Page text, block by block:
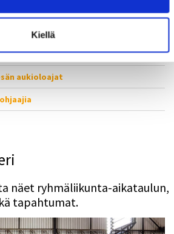
Kiellä
myynnissä
opiskelijat!
aukioloajat
näet ryhmäliikunta-aikataulun,
tapahtumat.